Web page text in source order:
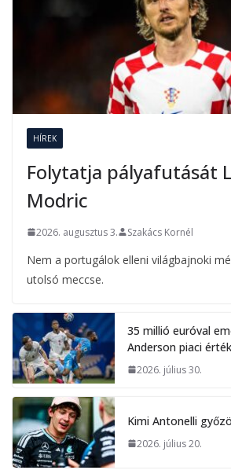
HÍREK
Folytatja pályafutását
Modric
2026. augusztus 3. Szakács Kornél
Nem a portugálok elleni világbajnoki
utolsó meccse.
35 millió euróval
Anderson piaci
2026. július 30.
Kimi Antonelli
2026. július 20.